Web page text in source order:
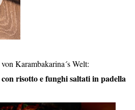
Karambakarina´s Welt:
risotto e funghi saltati in padella